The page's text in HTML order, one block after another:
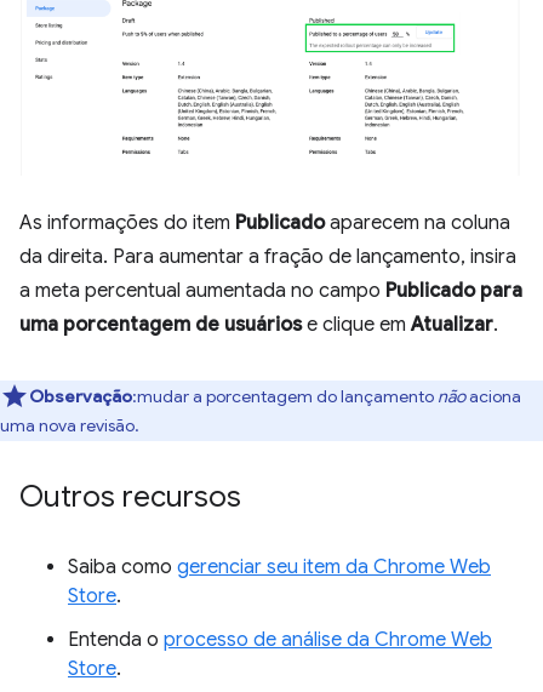
As informações do item Publicadoaparecem na coluna
da direita. Para aumentar a fração de lançamento, insira
a meta percentual aumentada no campo Publicado para
uma porcentagem de usuáriose clique emAtualizar.
Observação:mudar a porcentagem do lançamento nãoaciona
uma nova revisão.
Outros recursos
Saiba como gerenciar seu item da Chrome Web
Store.
Entenda o processo de análise da Chrome Web
Store.